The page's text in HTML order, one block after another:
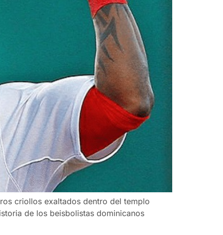
criollos exaltados dentro del templo
de los beisbolistas dominicanos